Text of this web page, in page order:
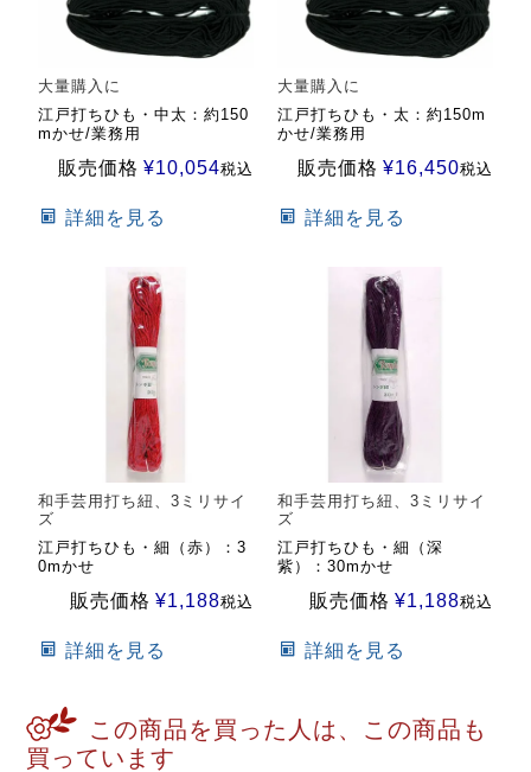
大量購入に
江戸打ちひも・中太：約150
mかせ/業務用
販売価格 ¥10,054税込
詳細を見る
大量購入に
江戸打ちひも・太：約150m
かせ/業務用
販売価格 ¥16,450税込
詳細を見る
和手芸用打ち紐、3ミリサイ
ズ
江戸打ちひも・細（赤）：3
0mかせ
販売価格 ¥1,188税込
詳細を見る
和手芸用打ち紐、3ミリサイ
ズ
江戸打ちひも・細（深
紫）：30mかせ
販売価格 ¥1,188税込
詳細を見る
この商品を買った人は、この商品も
買っています